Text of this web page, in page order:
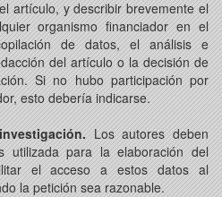
artículo, y describir brevemente el
organismo financiador en el
de datos, el análisis e
del artículo o la decisión de
Si no hubo participación por
esto debería indicarse.
Los autores deben
utilizada para la elaboración del
el acceso a estos datos al
la petición sea razonable.